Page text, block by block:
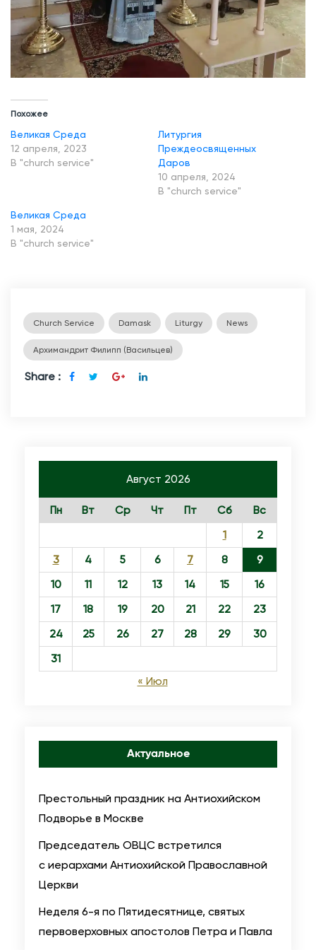
Похожее
Великая Среда
12 апреля, 2023
В "church service"
Литургия
Преждеосвященных
Даров
10 апреля, 2024
В "church service"
Великая Среда
1 мая, 2024
В "church service"
Church Service Damask Liturgy News
Архимандрит Филипп (Васильцев)
Share :
Август 2026
Пн Вт Ср Чт Пт Сб
Вс
1
2
3
4 5 6 7 8
9
10
11 12 13 14 15
16
17
18 19 20 21 22
23
24
25 26 27 28 29
30
31
« Июл
Актуальное
Престольный праздник на Антиохийском
Подворье в Москве
Председатель ОВЦС встретился
с иерархами Антиохийской Православной
Церкви
Неделя 6-я по Пятидесятнице, святых
первоверховных апостолов Петра и Павла